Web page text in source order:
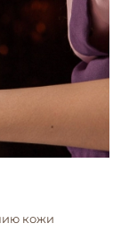
кожи